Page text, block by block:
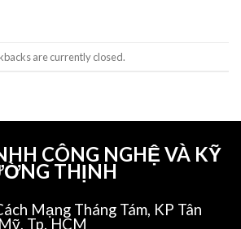
are currently closed.
CÔNG NGHỆ VÀ KỸ
THỊNH
Mạng Tháng Tám, KP Tân
Tp. HCM